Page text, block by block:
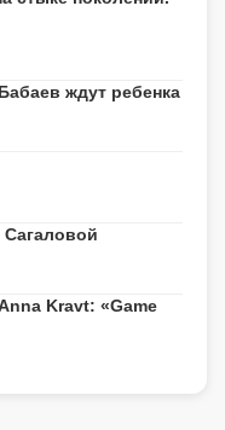
ждут ребенка
Kravt: «Game